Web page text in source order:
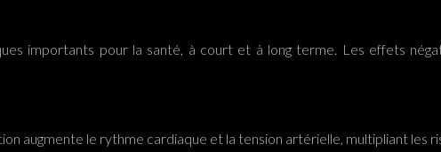
importants pour la santé, à court et à long terme. Les effets
augmente le rythme cardiaque et la tension artérielle, multipliant les